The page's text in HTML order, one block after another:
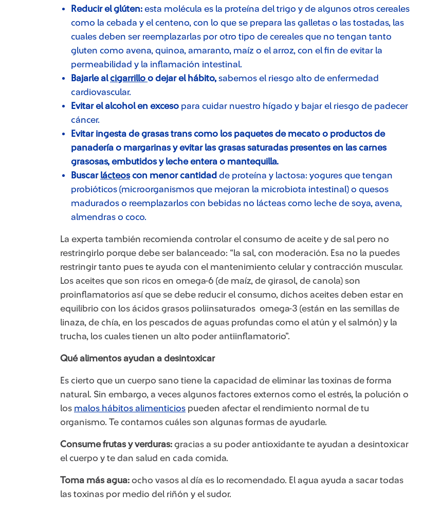
Reducir el glúten: esta molécula es la proteína del trigo y de algunos otros cereales
como la cebada y el centeno, con lo que se prepara las galletas o las tostadas, las
cuales deben ser reemplazarlas por otro tipo de cereales que no tengan tanto
gluten como avena, quinoa, amaranto, maíz o el arroz, con el fin de evitar la
permeabilidad y la inflamación intestinal.
Bajarle alcigarrillo ​ o dejar el hábito, sabemos el riesgo alto de enfermedad
cardiovascular.
Evitar el alcohol en exceso para cuidar nuestro hígado y bajar el riesgo de padecer
cáncer.
Evitar ingesta de grasas trans como los paquetes de mecato o productos de
panadería o margarinas y evitar las grasas saturadas presentes en las carnes
grasosas, embutidos y leche entera o mantequilla.
Buscar lácteoscon menor cantidad de proteína y lactosa: yogures que tengan
probióticos (microorganismos que mejoran la microbiota intestinal) o quesos
madurados o reemplazarlos con bebidas no lácteas como leche de soya, avena,
almendras o coco.
La experta también recomienda controlar el consumo de aceite y de sal pero no
restringirlo porque debe ser balanceado: “la sal, con moderación. Esa no la puedes
restringir tanto pues te ayuda con el mantenimiento celular y contracción muscular.
Los aceites que son ricos en omega-6 (de maíz, de girasol, de canola) son
proinflamatorios así que se debe reducir el consumo, dichos aceites deben estar en
equilibrio con los ácidos grasos poliinsaturados omega-3 (están en las semillas de
linaza, de chía, en los pescados de aguas profundas como el atún y el salmón) y la
trucha, los cuales tienen un alto poder antiinflamatorio”.
Qué alimentos ayudan a desintoxicar
Es cierto que un cuerpo sano tiene la capacidad de eliminar las toxinas de forma
natural. Sin embargo, a veces algunos factores externos como el estrés, la polución o
los malos hábitos alimenticios​ pueden afectar el rendimiento normal de tu
organismo. Te contamos cuáles son algunas formas de ayudarle.
Consume frutas y verduras: gracias a su poder antioxidante te ayudan a desintoxicar
el cuerpo y te dan salud en cada comida.
Toma más agua: ocho vasos al día es lo recomendado. El agua ayuda a sacar todas
las toxinas por medio del riñón y el sudor.